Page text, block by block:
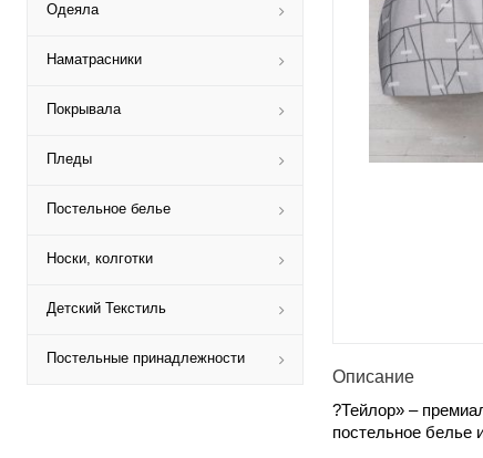
Одеяла
Наматрасники
Покрывала
Пледы
Постельное белье
Носки, колготки
Детский Текстиль
Постельные принадлежности
Описание
?Тейлор» –
постельное белье